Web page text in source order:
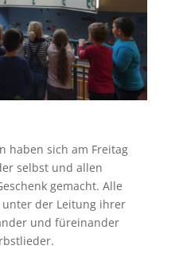
haben sich am Freitag
selbst und allen
gemacht. Alle
unter der Leitung ihrer
und füreinander